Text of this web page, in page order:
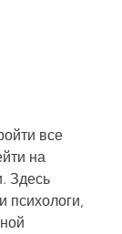
на
Здесь
психологи,